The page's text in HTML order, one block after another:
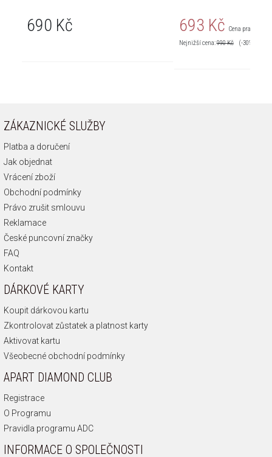
690 Kč 693 Kč Cena pravidelná:
Nejnižší cena:990Kč (-30%)
ZÁKAZNICKÉ SLUŽBY
Platba a doručení
Jak objednat
Vrácení zboží
Obchodní podmínky
Právo zrušit smlouvu
Reklamace
České puncovní značky
FAQ
Kontakt
DÁRKOVÉ KARTY
Koupit dárkovou kartu
Zkontrolovat zůstatek a platnost karty
Aktivovat kartu
Všeobecné obchodní podmínky
APART DIAMOND CLUB
Registrace
O Programu
Pravidla programu ADC
INFORMACE O SPOLEČNOSTI